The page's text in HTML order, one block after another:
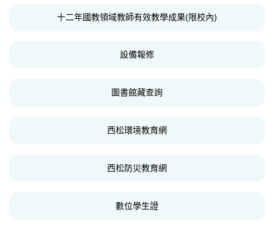
十二年國教領域教師有效教學成果(限校內)
設備報修
圖書館藏查詢
西松環境教育網
西松防災教育網
數位學生證